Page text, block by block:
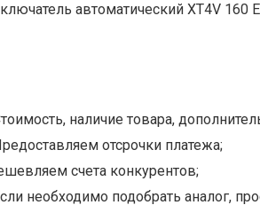
автоматический XT4V 160
наличие товара,
отсрочки платежа;
счета конкурентов;
необходимо подобрать аналог,